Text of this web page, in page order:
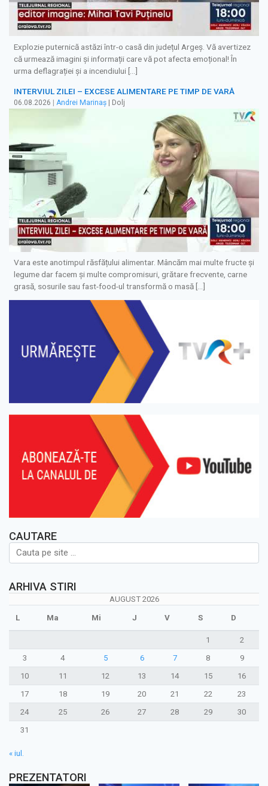
Explozie puternică astăzi într-o casă din județul Argeș. Vă avertizez
că urmează imagini și informații care vă pot afecta emoțional! În
urma deflagrației și a incendiului […]
INTERVIUL ZILEI – EXCESE ALIMENTARE PE TIMP DE VARĂ
06.08.2026 Andrei Marinaș | Dolj
Vara este anotimpul răsfățului alimentar. Mâncăm mai multe fructe și
legume dar facem și multe compromisuri, grătare frecvente, carne
grasă, sosurile sau fast-food-ul transformă o masă […]
CAUTARE
ARHIVA STIRI
AUGUST 2026
L Ma Mi J V S D
1
2
3
4 5 6 7 8
9
10
11 12 13 14 15
16
17
18 19 20 21 22
23
24
25 26 27 28 29
30
31
« iul.
PREZENTATORI